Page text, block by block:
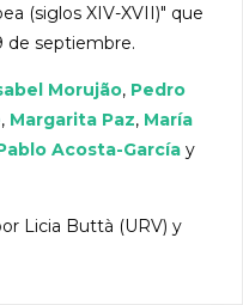
(siglos XIV-XVII)" que
de septiembre.
Morujão, Pedro
, Margarita Paz, María
Acosta-García y
Licia Buttà (URV) y